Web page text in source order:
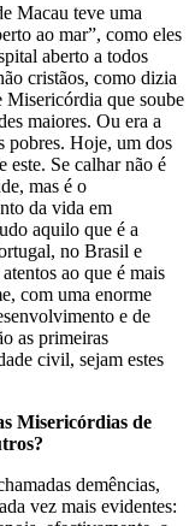
Macau teve uma
ao mar”, como eles
aberto a todos
cristãos, como dizia
que soube
maiores. Ou era a
pobres. Hoje, um dos
este. Se calhar não é
mas é o
da vida em
aquilo que é a
no Brasil e
ao que é mais
com uma enorme
e de
as primeiras
civil, sejam estes
Misericórdias de
demências,
vez mais evidentes: